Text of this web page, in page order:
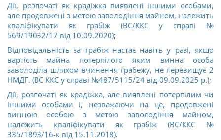
Дії, розпочаті як крадіжка виявлені іншими особами,
але продовжені з метою заволодіння майном, належить
кваліфікувати як грабіж (ВС/ККС у справі №
569/19032/17 від 10.09.2020);
Відповідальність за грабіж настає навіть у разі, якщо
вартість майна потерпілого яким винна особа
заволоділа шляхом вчинення грабежу, не перевищує 2
НМДГ. (ВС ККС у справі №487/5115/24 від 09.09.2025 р.);
Дії, розпочаті як крадіжка, але виявлені потерпілим чи
іншими особами і, незважаючи на це, продовжені
винною особою з метою заволодіння майном,
належить кваліфікувати як грабіж (ВС/ККС №
335/1893/16-к від 15.11.2018).